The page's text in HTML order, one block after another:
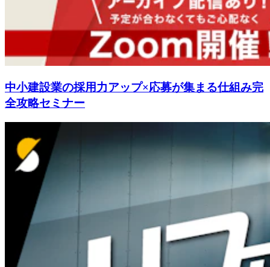
中小建設業の採用力アップ×応募が集まる仕組み完
全攻略セミナー